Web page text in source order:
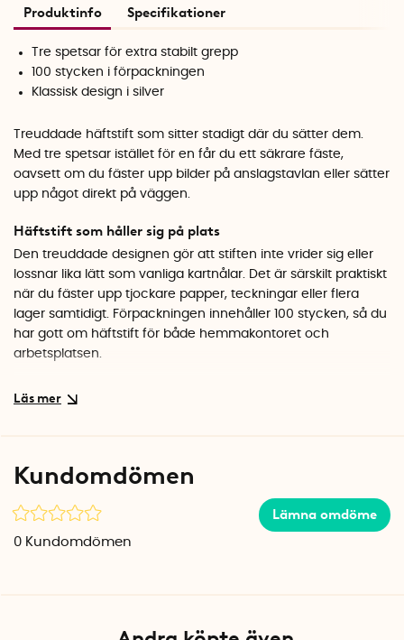
Produktinfo Specifikationer
Tre spetsar för extra stabilt grepp
100 stycken i förpackningen
Klassisk design i silver
Treuddade häftstift som sitter stadigt där du sätter dem.
Med tre spetsar istället för en får du ett säkrare fäste,
oavsett om du fäster upp bilder på anslagstavlan eller sätter
upp något direkt på väggen.
Häftstift som håller sig på plats
Den treuddade designen gör att stiften inte vrider sig eller
lossnar lika lätt som vanliga kartnålar. Det är särskilt praktiskt
när du fäster upp tjockare papper, teckningar eller flera
lager samtidigt. Förpackningen innehåller 100 stycken, så du
har gott om häftstift för både hemmakontoret och
arbetsplatsen.
Färg: Silver
Kundomdömen
Lämna omdöme
0 Kundomdömen